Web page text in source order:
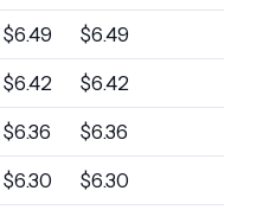
$6.49 $6.49
$6.42 $6.42
$6.36 $6.36
$6.30 $6.30